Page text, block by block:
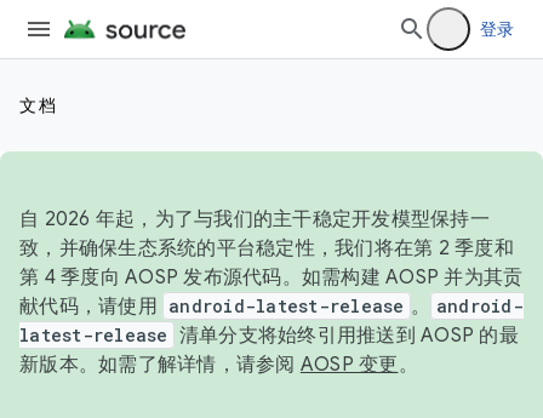
登录
文档
自 2026 年起，为了与我们的主干稳定开发模型保持一
致，并确保生态系统的平台稳定性，我们将在第 2 季度和
第 4 季度向 AOSP 发布源代码。如需构建 AOSP 并为其贡
献代码，请使用 android-latest-release 。
android-
latest-release 清单分支将始终引用推送到 AOSP 的最
新版本。如需了解详情，请参阅 AOSP 变更。